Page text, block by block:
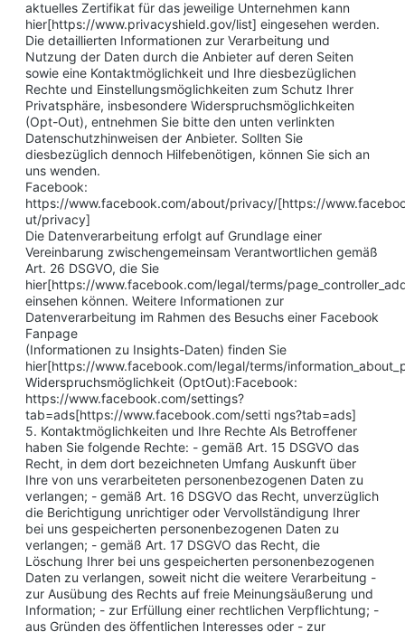
aktuelles Zertifikat für das jeweilige Unternehmen kann
hier[https://www.privacyshield.gov/list] eingesehen werden.
Die detaillierten Informationen zur Verarbeitung und
Nutzung der Daten durch die Anbieter auf deren Seiten
sowie eine Kontaktmöglichkeit und Ihre diesbezüglichen
Rechte und Einstellungsmöglichkeiten zum Schutz Ihrer
Privatsphäre, insbesondere Widerspruchsmöglichkeiten
(Opt-Out), entnehmen Sie bitte den unten verlinkten
Datenschutzhinweisen der Anbieter. Sollten Sie
diesbezüglich dennoch Hilfebenötigen, können Sie sich an
uns wenden.
Facebook:
https://www.facebook.com/about/privacy/[https://
ut/privacy]
Die Datenverarbeitung erfolgt auf Grundlage einer
Vereinbarung zwischengemeinsam Verantwortlichen gemäß
Art. 26 DSGVO, die Sie
hier[https://www.facebook.com/legal/terms/
einsehen können. Weitere Informationen zur
Datenverarbeitung im Rahmen des Besuchs einer Facebook
Fanpage
(Informationen zu Insights-Daten) finden Sie
hier[https://www.facebook.com/legal/terms/
Widerspruchsmöglichkeit (OptOut):Facebook:
https://www.facebook.com/settings?
tab=ads[https://www.facebook.com/setti ngs?tab=ads]
5. Kontaktmöglichkeiten und Ihre Rechte Als Betroffener
haben Sie folgende Rechte: - gemäß Art. 15 DSGVO das
Recht, in dem dort bezeichneten Umfang Auskunft über
Ihre von uns verarbeiteten personenbezogenen Daten zu
verlangen; - gemäß Art. 16 DSGVO das Recht, unverzüglich
die Berichtigung unrichtiger oder Vervollständigung Ihrer
bei uns gespeicherten personenbezogenen Daten zu
verlangen; - gemäß Art. 17 DSGVO das Recht, die
Löschung Ihrer bei uns gespeicherten personenbezogenen
Daten zu verlangen, soweit nicht die weitere Verarbeitung -
zur Ausübung des Rechts auf freie Meinungsäußerung und
Information; - zur Erfüllung einer rechtlichen Verpflichtung; -
aus Gründen des öffentlichen Interesses oder - zur